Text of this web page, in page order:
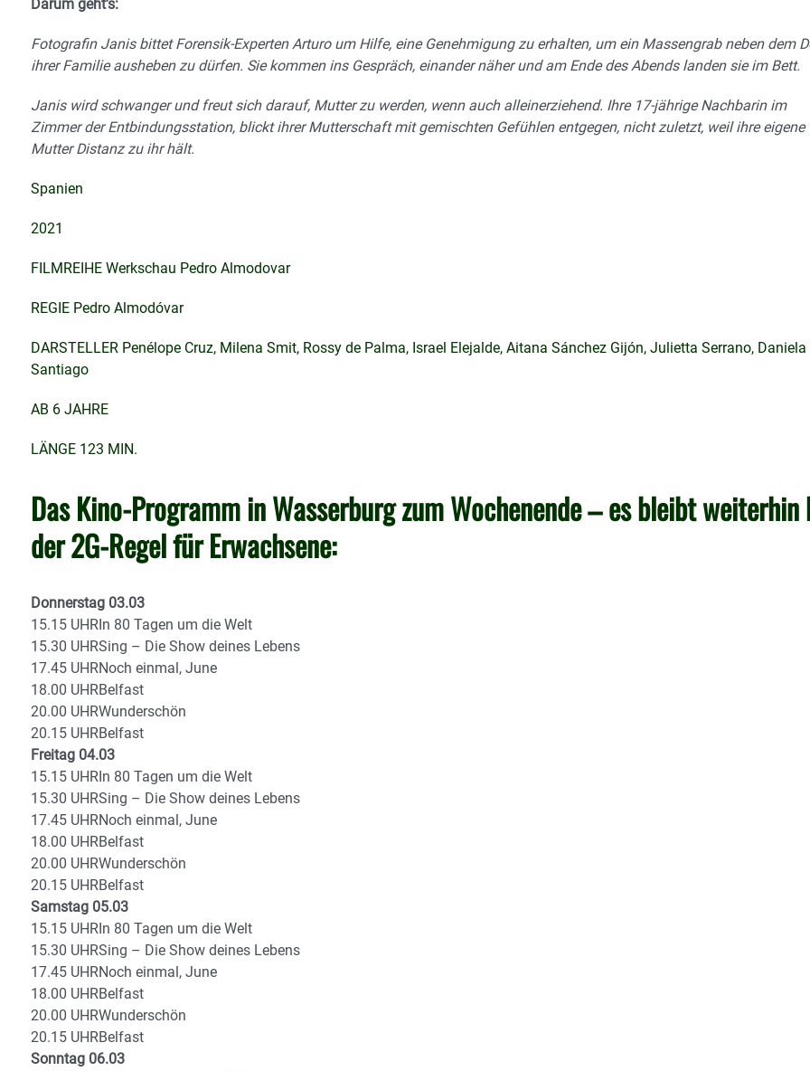
Darum geht’s:
Fotografin Janis bittet Forensik-Experten Arturo um Hilfe, eine Genehmigung zu erhalten, um ein Massengrab neben dem
ihrer Familie ausheben zu dürfen. Sie kommen ins Gespräch, einander näher und am Ende des Abends landen sie im Bett.
Janis wird schwanger und freut sich darauf, Mutter zu werden, wenn auch alleinerziehend. Ihre 17-jährige Nachbarin im
Zimmer der Entbindungsstation, blickt ihrer Mutterschaft mit gemischten Gefühlen entgegen, nicht zuletzt, weil ihre eigene
Mutter Distanz zu ihr hält.
Spanien
2021
FILMREIHE Werkschau Pedro Almodovar
REGIE Pedro Almodóvar
DARSTELLER Penélope Cruz, Milena Smit, Rossy de Palma, Israel Elejalde, Aitana Sánchez Gijón, Julietta Serrano, Daniela
Santiago
AB 6 JAHRE
LÄNGE 123 MIN.
Das Kino-Programm in Wasserburg zum Wochenende – es bleibt weiterhin
der 2G-Regel für Erwachsene:
Donnerstag 03.03
15.15 UHRIn 80 Tagen um die Welt
15.30 UHRSing – Die Show deines Lebens
17.45 UHRNoch einmal, June
18.00 UHRBelfast
20.00 UHRWunderschön
20.15 UHRBelfast
Freitag 04.03
15.15 UHRIn 80 Tagen um die Welt
15.30 UHRSing – Die Show deines Lebens
17.45 UHRNoch einmal, June
18.00 UHRBelfast
20.00 UHRWunderschön
20.15 UHRBelfast
Samstag 05.03
15.15 UHRIn 80 Tagen um die Welt
15.30 UHRSing – Die Show deines Lebens
17.45 UHRNoch einmal, June
18.00 UHRBelfast
20.00 UHRWunderschön
20.15 UHRBelfast
Sonntag 06.03